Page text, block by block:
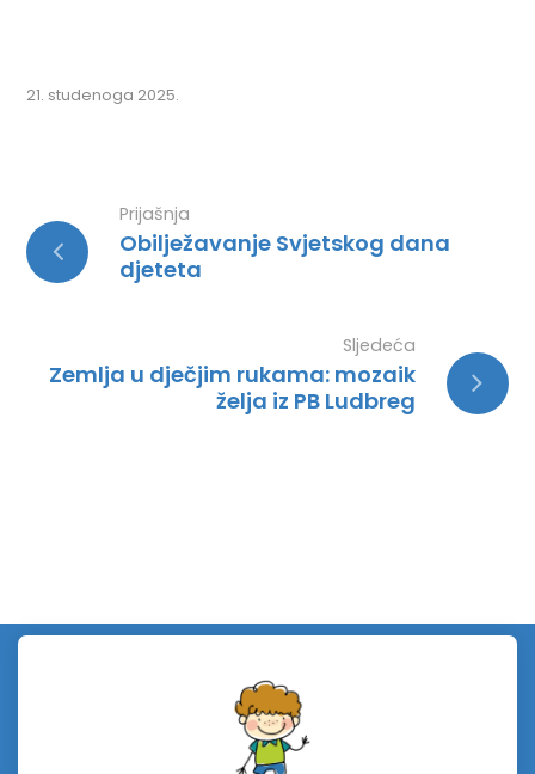
21. studenoga 2025.
Prijašnja
Obilježavanje Svjetskog dana
djeteta
Sljedeća
Zemlja u dječjim rukama: mozaik
želja iz PB Ludbreg